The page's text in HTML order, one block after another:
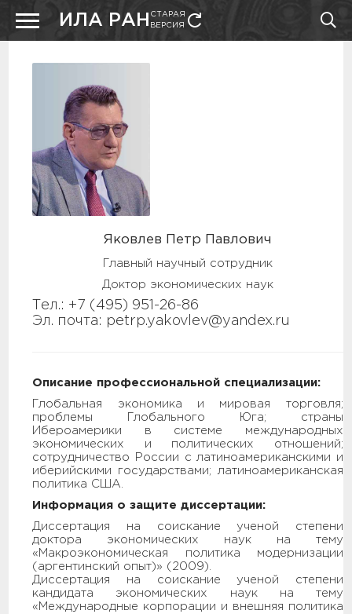
ИЛА РАН
СТАРАЯ
ВЕРСИЯ
Яковлев Петр Павлович
Главный научный сотрудник
Доктор экономических наук
Тел.: +7 (495) 951-26-86
Эл. почта: petrp.yakovlev@yandex.ru
Описание профессиональной специализации:
Глобальная экономика и мировая торговля;
проблемы Глобального Юга; страны
Ибероамерики в системе международных
экономических и политических отношений;
сотрудничество России с латиноамериканскими и
иберийскими государствами; латиноамериканская
политика США.
Информация о защите диссертации:
Диссертация на соискание ученой степени
доктора экономических наук на тему
«Макроэкономическая политика модернизации
(аргентинский опыт)» (2009).
Диссертация на соискание ученой степени
кандидата экономических наук на тему
«Международные корпорации и внешняя политика